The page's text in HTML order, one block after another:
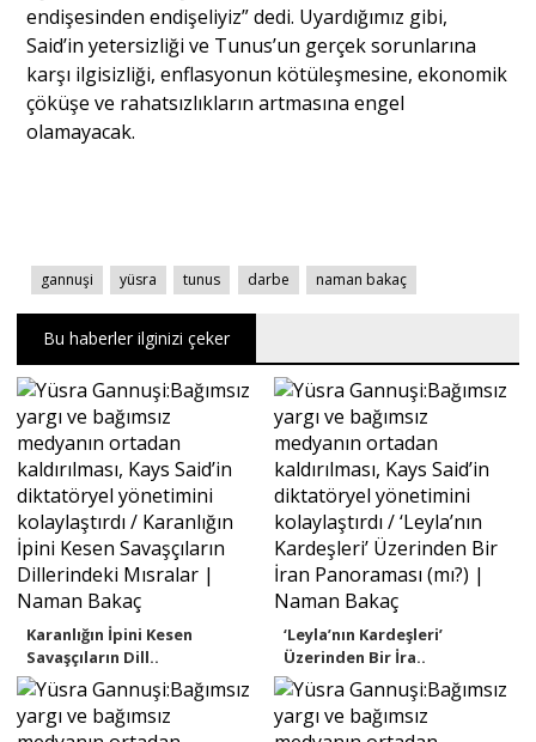
endişesinden endişeliyiz” dedi. Uyardığımız gibi,
Said’in yetersizliği ve Tunus’un gerçek sorunlarına
karşı ilgisizliği, enflasyonun kötüleşmesine, ekonomik
çöküşe ve rahatsızlıkların artmasına engel
olamayacak.
gannuşi yüsra tunus darbe naman bakaç
Bu haberler ilginizi çeker
Karanlığın İpini Kesen
Savaşçıların Dill..
‘Leyla’nın Kardeşleri’
Üzerinden Bir İra..